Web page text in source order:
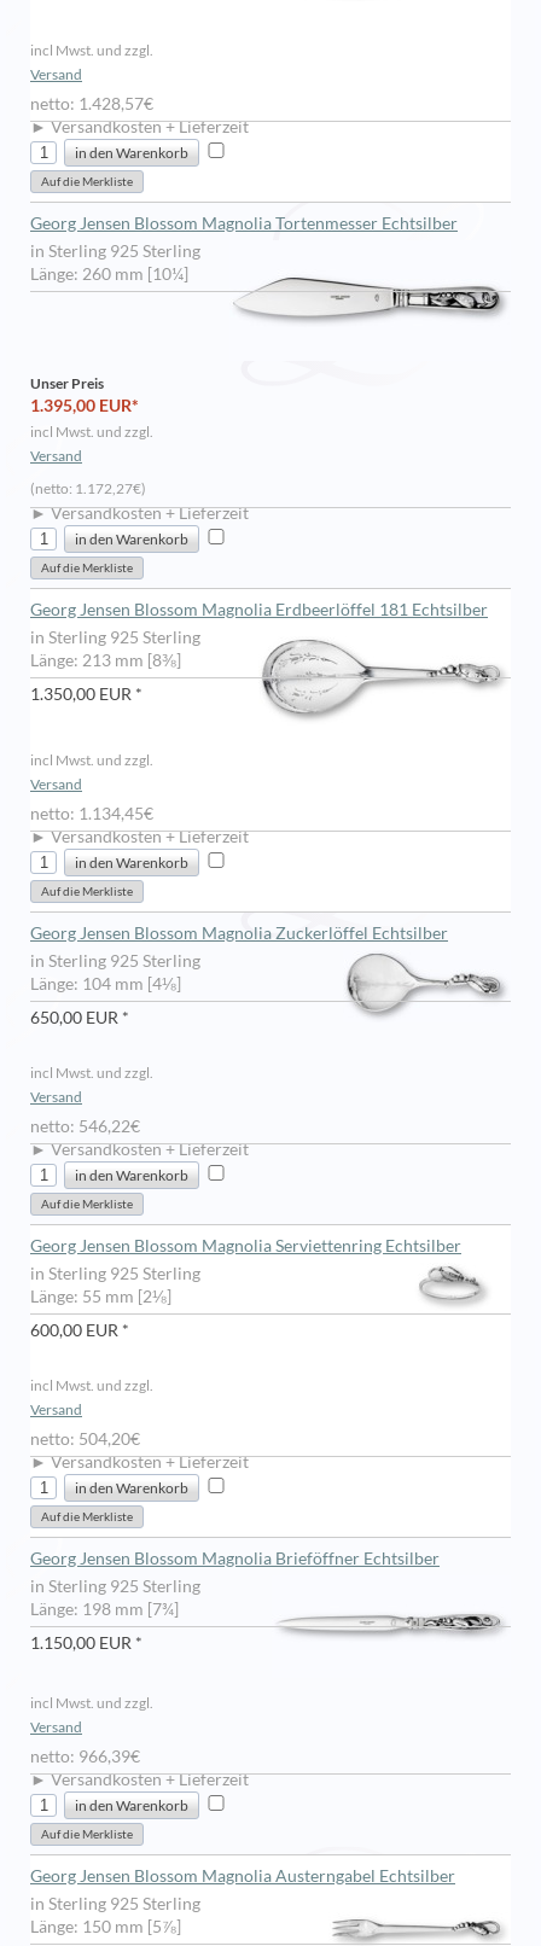
incl Mwst. und zzgl.
Versand
netto: 1.428,57€
► Versandkosten + Lieferzeit
Georg Jensen Blossom Magnolia Tortenmesser Echtsilber
in Sterling 925 Sterling
Länge: 260 mm [10¼]
Unser Preis
1.395,00 EUR*
incl Mwst. und zzgl.
Versand
(netto: 1.172,27€)
► Versandkosten + Lieferzeit
Georg Jensen Blossom Magnolia Erdbeerlöffel 181 Echtsilber
in Sterling 925 Sterling
Länge: 213 mm [8⅜]
1.350,00 EUR *
incl Mwst. und zzgl.
Versand
netto: 1.134,45€
► Versandkosten + Lieferzeit
Georg Jensen Blossom Magnolia Zuckerlöffel Echtsilber
in Sterling 925 Sterling
Länge: 104 mm [4⅛]
650,00 EUR *
incl Mwst. und zzgl.
Versand
netto: 546,22€
► Versandkosten + Lieferzeit
Georg Jensen Blossom Magnolia Serviettenring Echtsilber
in Sterling 925 Sterling
Länge: 55 mm [2⅛]
600,00 EUR *
incl Mwst. und zzgl.
Versand
netto: 504,20€
► Versandkosten + Lieferzeit
Georg Jensen Blossom Magnolia Brieföffner Echtsilber
in Sterling 925 Sterling
Länge: 198 mm [7¾]
1.150,00 EUR *
incl Mwst. und zzgl.
Versand
netto: 966,39€
► Versandkosten + Lieferzeit
Georg Jensen Blossom Magnolia Austerngabel Echtsilber
in Sterling 925 Sterling
Länge: 150 mm [5⅞]